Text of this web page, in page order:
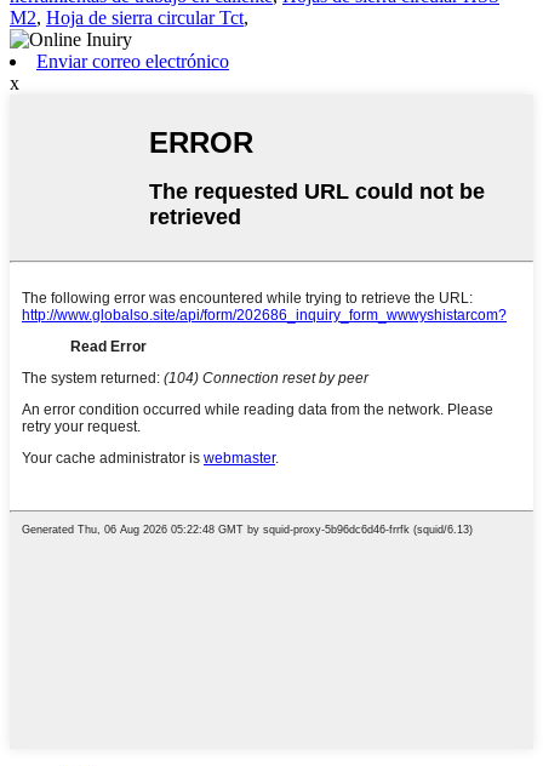
M2, Hoja de sierra circular Tct,
Enviar correo electrónico
x